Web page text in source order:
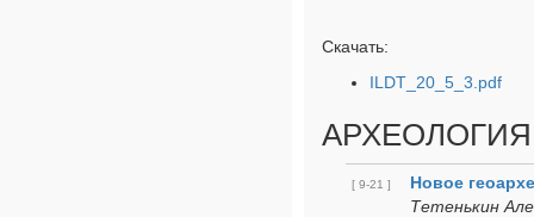
Скачать:
ILDT_20_5_3.pdf
АРХЕОЛОГИЯ
[ 9-21 ]
Новое
Тетенькин